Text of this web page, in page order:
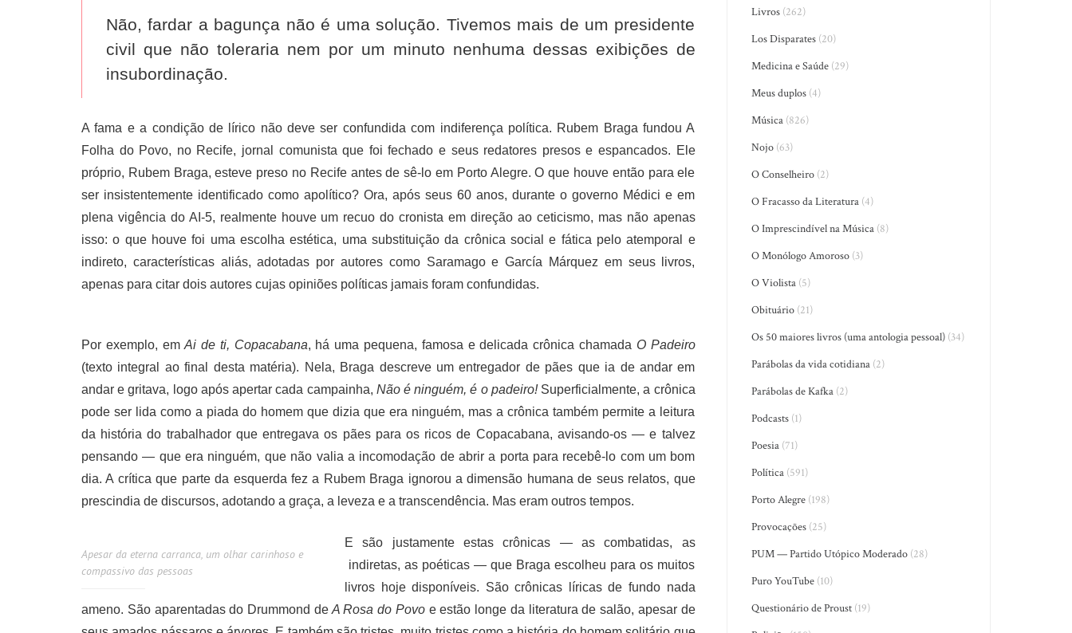
Não, fardar a bagunça não é uma solução. Tivemos mais de um presidente
civil que não toleraria nem por um minuto nenhuma dessas exibições de
insubordinação.
A fama e a condição de lírico não deve ser confundida com indiferença política. Rubem Braga fundou A
Folha do Povo, no Recife, jornal comunista que foi fechado e seus redatores presos e espancados. Ele
próprio, Rubem Braga, esteve preso no Recife antes de sê-lo em Porto Alegre. O que houve então para ele
ser insistentemente identificado como apolítico? Ora, após seus 60 anos, durante o governo Médici e em
plena vigência do AI-5, realmente houve um recuo do cronista em direção ao ceticismo, mas não apenas
isso: o que houve foi uma escolha estética, uma substituição da crônica social e fática pelo atemporal e
indireto, características aliás, adotadas por autores como Saramago e García Márquez em seus livros,
apenas para citar dois autores cujas opiniões políticas jamais foram confundidas.
Por exemplo, emAi de ti, Copacabana, há uma pequena, famosa e delicada crônica chamada O Padeiro
(texto integral ao final desta matéria). Nela, Braga descreve um entregador de pães que ia de andar em
andar e gritava, logo após apertar cada campainha, Não é ninguém, é o padeiro! Superficialmente, a crônica
pode ser lida como a piada do homem que dizia que era ninguém, mas a crônica também permite a leitura
da história do trabalhador que entregava os pães para os ricos de Copacabana, avisando-os — e talvez
pensando — que era ninguém, que não valia a incomodação de abrir a porta para recebê-lo com um bom
dia. A crítica que parte da esquerda fez a Rubem Braga ignorou a dimensão humana de seus relatos, que
prescindia de discursos, adotando a graça, a leveza e a transcendência. Mas eram outros tempos.
Apesar da eterna carranca, um olhar carinhoso e
compassivo das pessoas
E são justamente estas crônicas — as combatidas, as
indiretas, as poéticas — que Braga escolheu para os muitos
livros hoje disponíveis. São crônicas líricas de fundo nada
ameno. São aparentadas do Drummond deA Rosa do Povoe estão longe da literatura de salão, apesar de
Livros (262)
Los Disparates (20)
Medicina e Saúde (29)
Meus duplos (4)
Música (826)
Nojo (63)
O Conselheiro (2)
O Fracasso da Literatura (4)
O Imprescindível na Música (8)
O Monólogo Amoroso (3)
O Violista (5)
Obituário (21)
Os 50 maiores livros (uma antologia pessoal) (34)
Parábolas da vida cotidiana (2)
Parábolas de Kafka (2)
Podcasts (1)
Poesia (71)
Política (591)
Porto Alegre (198)
Provocações (25)
PUM — Partido Utópico Moderado (28)
Puro YouTube (10)
Questionário de Proust (19)